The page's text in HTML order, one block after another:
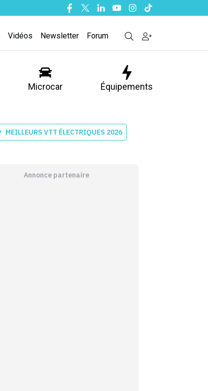
Facebook
TwitterLinkedinYoutubeInstagram
Tiktok
Vidéos Newsletter Forum
Microcar Équipements
MEILLEURS VTT ÉLECTRIQUES 2026
Annonce partenaire